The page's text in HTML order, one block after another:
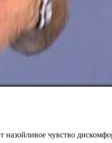
назойливое чувство